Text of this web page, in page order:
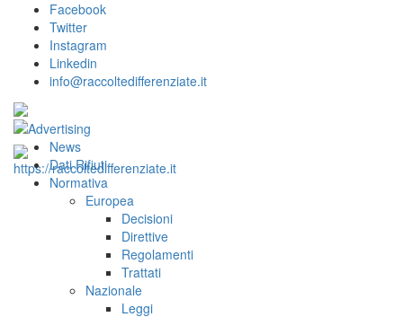
Facebook
Twitter
Instagram
Linkedin
info@raccoltedifferenziate.it
News
Dati Rifiuti
Normativa
Europea
Decisioni
Direttive
Regolamenti
Trattati
Nazionale
Leggi